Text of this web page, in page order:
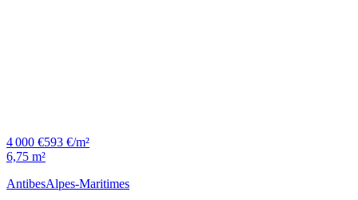
4 000 €593 €/m²
6,75 m²
AntibesAlpes-Maritimes